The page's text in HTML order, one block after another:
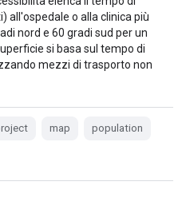
all'ospedale o alla clinica più
nord e 60 gradi sud per un
si basa sul tempo di
mezzi di trasporto non
map population